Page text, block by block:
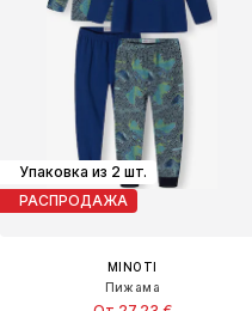
Упаковка из 2 шт.
РАСПРОДАЖА
MINOTI
Пижама